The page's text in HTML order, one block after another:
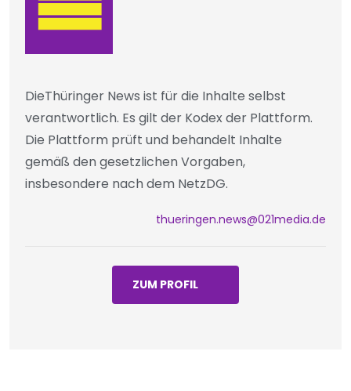
DieThüringer News ist für die Inhalte selbst
verantwortlich. Es gilt der Kodex der Plattform.
Die Plattform prüft und behandelt Inhalte
gemäß den gesetzlichen Vorgaben,
insbesondere nach dem NetzDG.
thueringen.news@021media.de
ZUM PROFIL